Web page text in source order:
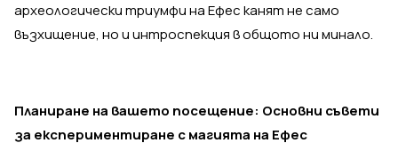
археологически триумфи на Ефес канят не само
възхищение, но и интроспекция в общото ни минало.
Планиране на вашето посещение: Основни съвети
за експериментиране с магията на Ефес